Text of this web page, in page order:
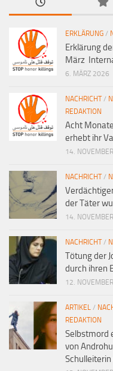
ERKLÄRUNG /
Erklärung
März
6. MÄRZ 2026
NACHRICHT/
REDAKTION
Acht
erhebt ihr
14.
NACHRICHT/
der Täter
14.
NACHRICHT/
Tötung der
durch ihren
12.
ARTIKEL /
REDAKTION
Selbstmord
von